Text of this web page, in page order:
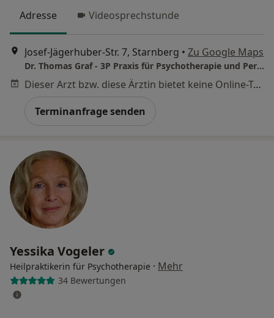
Adresse Videosprechstunde
Josef-Jägerhuber-Str. 7, Starnberg • Zu Google Maps
Dr. Thomas Graf - 3P Praxis für Psychotherapie und Personal Coaching Heilpraktiker für Psychotherapie
Dieser Arzt bzw. diese Ärztin bietet keine Online-Terminbuchung an diesem Standort an.
Terminanfrage senden
Yessika Vogeler
Heilpraktikerin für Psychotherapie · Mehr
34 Bewertungen